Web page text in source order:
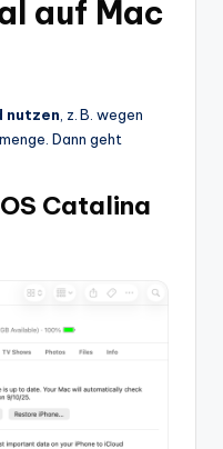
auf Mac
nutzen, z. B. wegen
Dann geht
Catalina